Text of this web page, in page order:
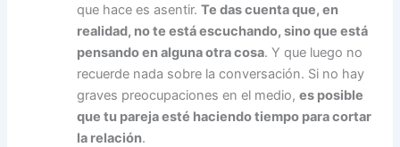
que hace es asentir.Te das cuenta que, en
realidad, no te está escuchando, sino que está
pensando en alguna otra cosa. Y que luego no
recuerde nada sobre la conversación. Si no hay
graves preocupaciones en el medio,es posible
que tu pareja esté haciendo tiempo para cortar
la relación.